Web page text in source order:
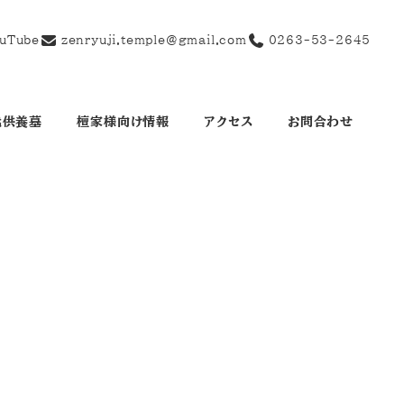
zenryuji.temple@gmail.com 0263-53-2645
供養墓 檀家様向け情報 アクセス お問合わせ